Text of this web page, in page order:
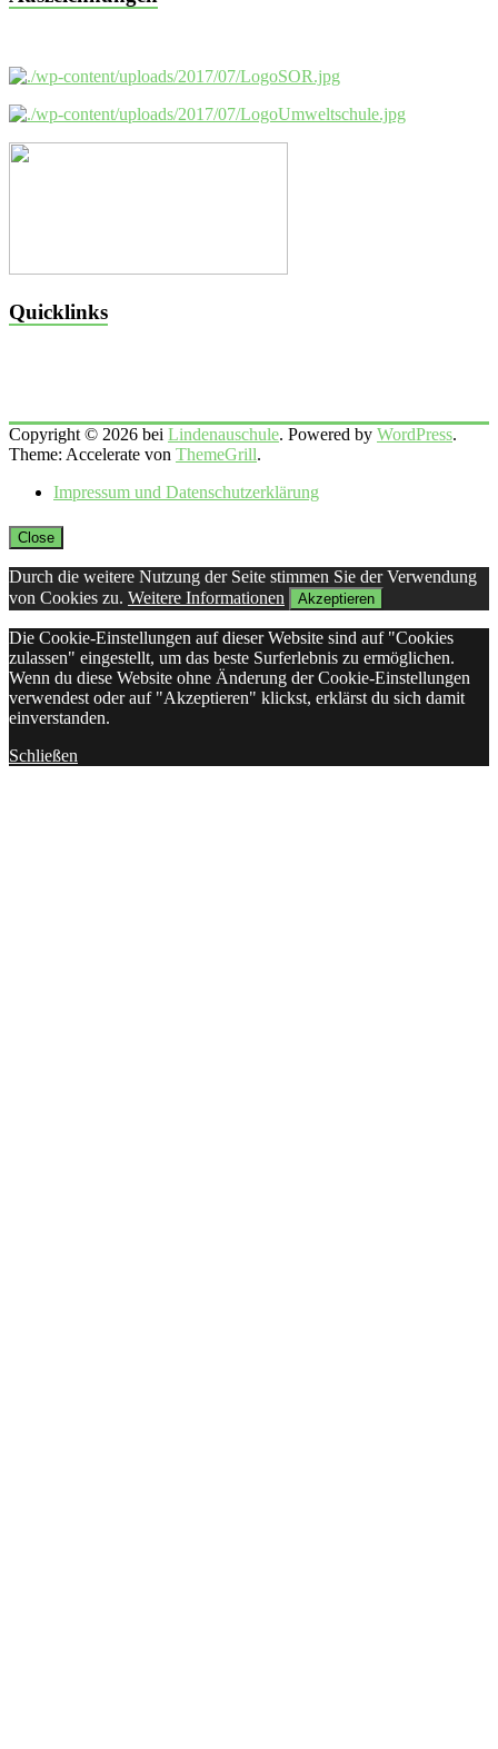
Quicklinks
Copyright © 2026 bei Lindenauschule. Powered by WordPress.
Theme: Accelerate von ThemeGrill.
Impressum und Datenschutzerklärung
Close
Durch die weitere Nutzung der Seite stimmen Sie der Verwendung
von Cookies zu. Weitere Informationen Akzeptieren
Die Cookie-Einstellungen auf dieser Website sind auf "Cookies
zulassen" eingestellt, um das beste Surferlebnis zu ermöglichen.
Wenn du diese Website ohne Änderung der Cookie-Einstellungen
verwendest oder auf "Akzeptieren" klickst, erklärst du sich damit
einverstanden.
Schließen